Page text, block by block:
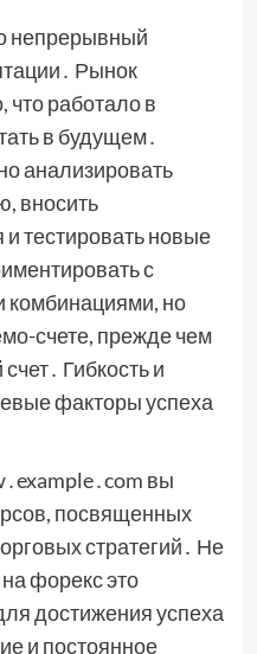
непрерывный
Рынок
что работало в
в будущем․
анализировать
вносить
тестировать новые
с
комбинациями, но
счете, прежде чем
Гибкость и
факторы успеха
вы
посвященных
стратегий․ Не
форекс это
достижения успеха
и постоянное